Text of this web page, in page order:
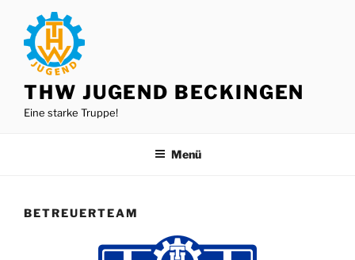
Inhalt
springen
THW JUGEND BECKINGEN
Eine starke Truppe!
Menü
BETREUERTEAM